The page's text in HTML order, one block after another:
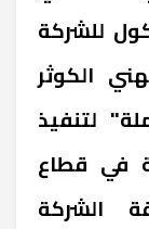
للشركة
الكوثر
لتنفيذ
في قطاع
الشركة